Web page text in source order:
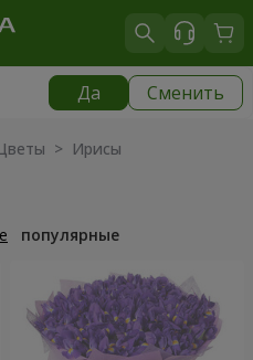
Да Сменить
> Ирисы
популярные